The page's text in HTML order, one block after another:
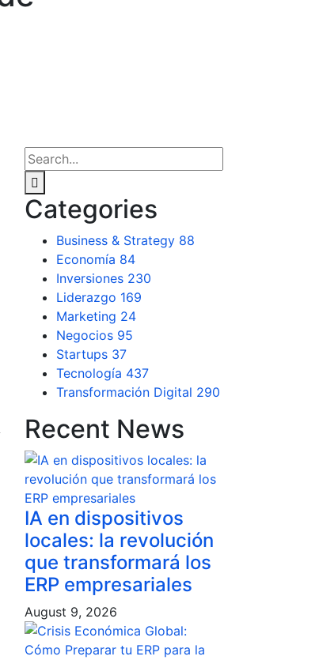
Categories
Business & Strategy 88
Economía 84
Inversiones 230
Liderazgo 169
Marketing 24
Negocios 95
Startups 37
Tecnología 437
Transformación Digital 290
Recent News
IA en dispositivos
locales: la revolución
que transformará los
ERP empresariales
August 9, 2026